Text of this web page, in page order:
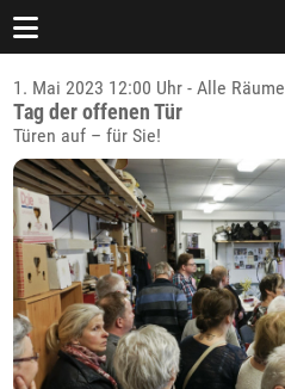
1. Mai 2023 12:00 Uhr - Alle Räume
Tag der offenen Tür
Türen auf – für Sie!